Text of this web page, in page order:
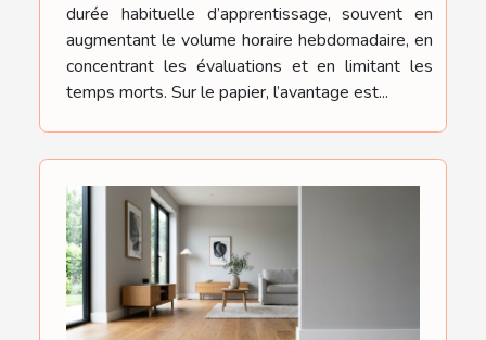
durée habituelle d’apprentissage, souvent en
augmentant le volume horaire hebdomadaire, en
concentrant les évaluations et en limitant les
temps morts. Sur le papier, l’avantage est...